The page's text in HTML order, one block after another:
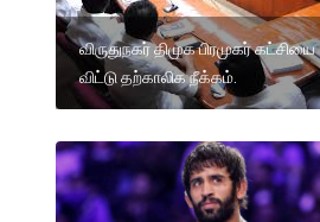
விருதுநகர் திமுக பிரமுகர் கட்சியை
விட்டு தற்காலிக நீக்கம்.